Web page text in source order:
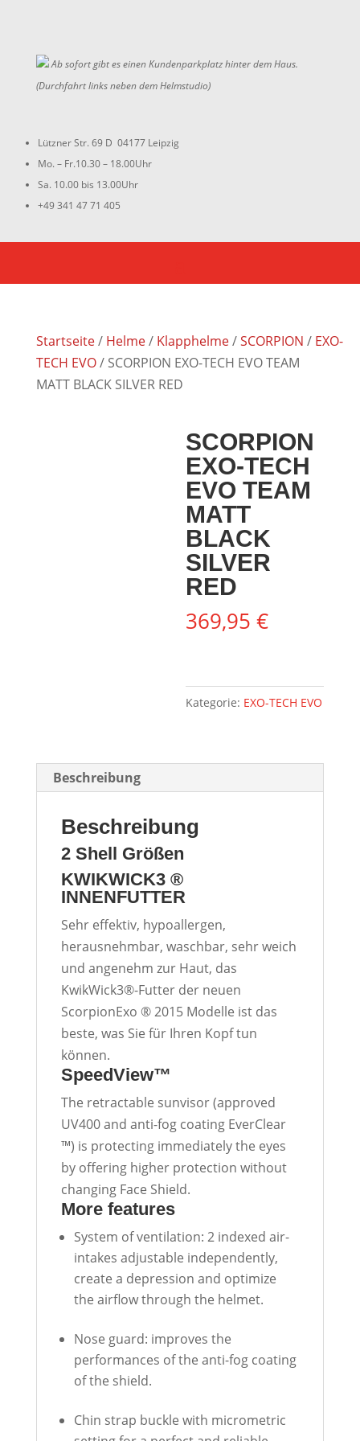
Ab sofort gibt es einen Kundenparkplatz hinter dem Haus.
(Durchfahrt links neben dem Helmstudio)
Lützner Str. 69 D 04177 Leipzig
Mo. – Fr.10.30 – 18.00Uhr
Sa. 10.00 bis 13.00Uhr
+49 341 47 71 405
Startseite/ Helme/ Klapphelme/SCORPION / EXO-
TECH EVO/ SCORPION EXO-TECH EVO TEAM
MATT BLACK SILVER RED
SCORPION
EXO-TECH
EVO TEAM
MATT
BLACK
SILVER
RED
369,95€
Kategorie: EXO-TECH EVO
Beschreibung
Beschreibung
2 Shell Größen
KWIKWICK3 ®
INNENFUTTER
Sehr effektiv, hypoallergen,
herausnehmbar, waschbar, sehr weich
und angenehm zur Haut, das
KwikWick3®-Futter der neuen
ScorpionExo ® 2015 Modelle ist das
beste, was Sie für Ihren Kopf tun
können.
SpeedView™
The retractable sunvisor (approved
UV400 and anti-fog coating EverClear
™) is protecting immediately the eyes
by offering higher protection without
changing Face Shield.
More features
System of ventilation: 2 indexed air-
intakes adjustable independently,
create a depression and optimize
the airflow through the helmet.
Nose guard: improves the
performances of the anti-fog coating
of the shield.
Chin strap buckle with micrometric